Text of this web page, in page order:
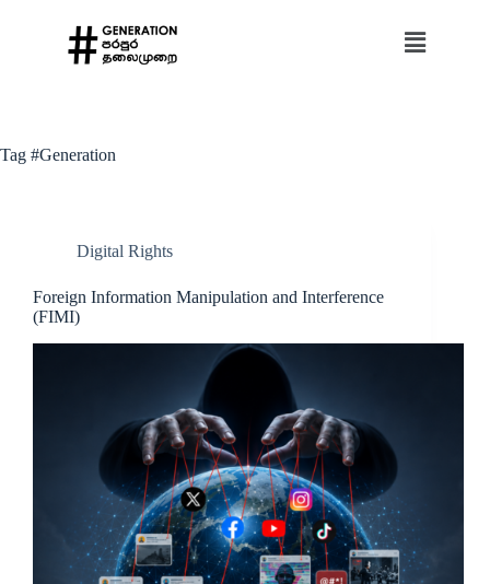
Tag #Generation
Digital Rights
Foreign Information Manipulation and Interference
(FIMI)